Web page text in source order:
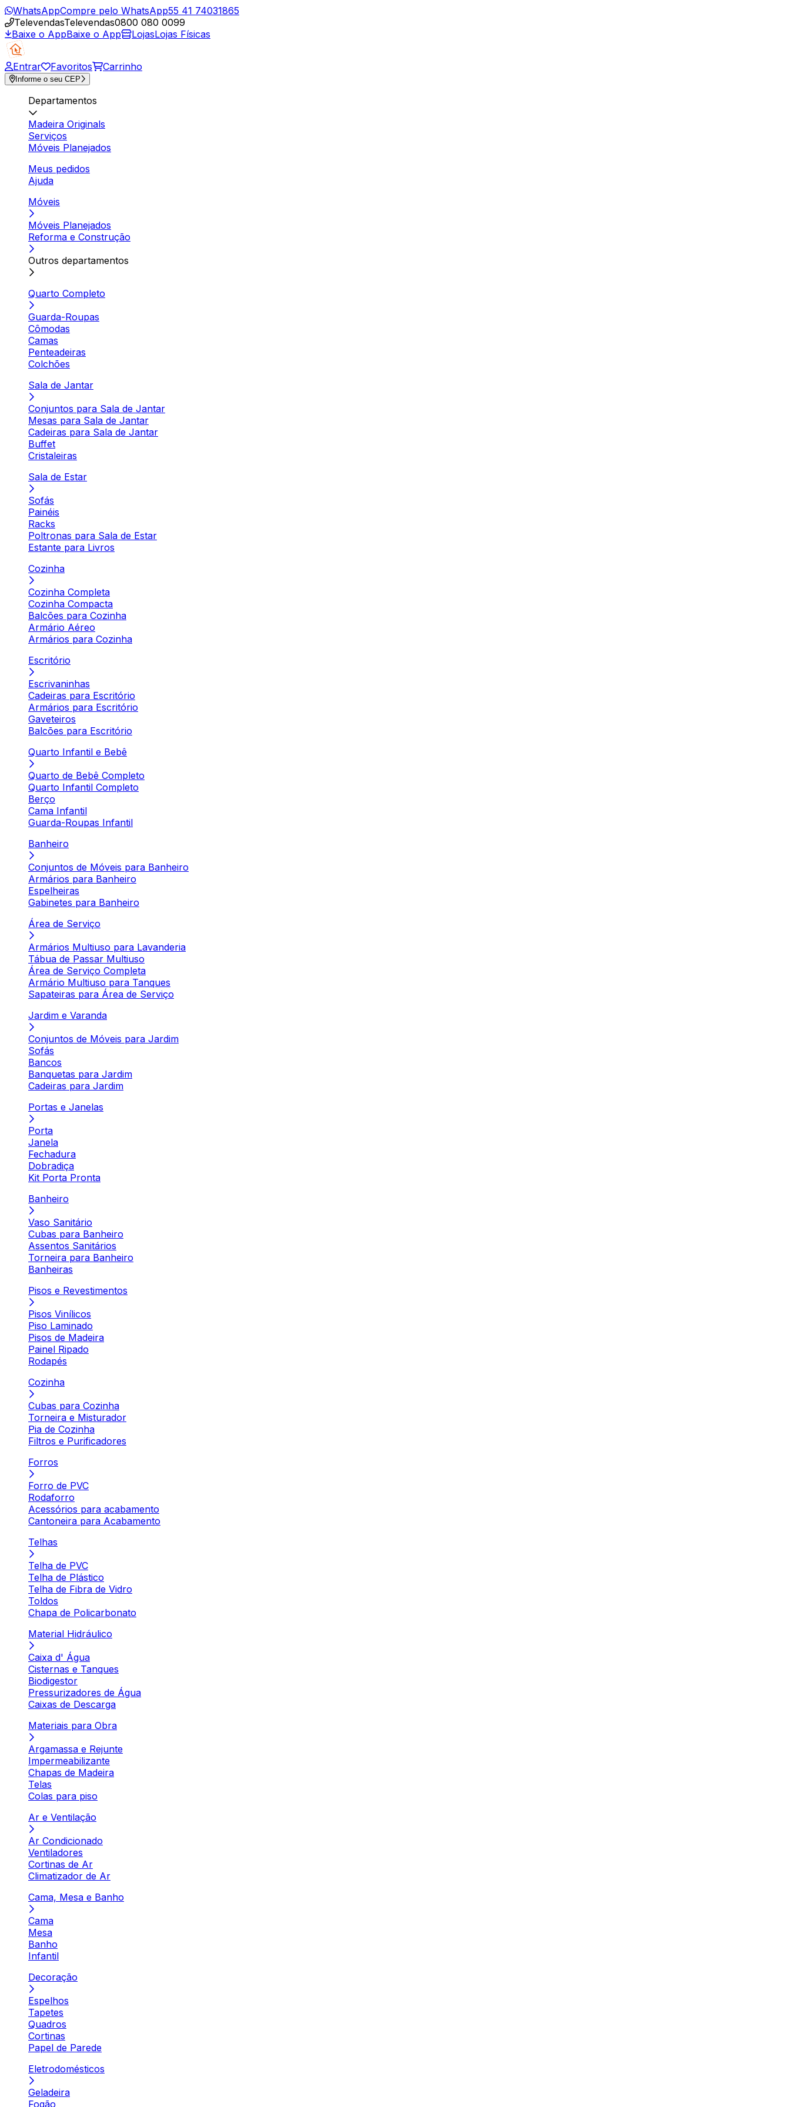
WhatsAppCompre pelo WhatsApp55 41 74031865
TelevendasTelevendas0800 080 0099
Baixe o AppBaixe o App LojasLojas Físicas
Entrar Favoritos Carrinho
Informe o seu CEP
Departamentos
Madeira Originals
Serviços
Móveis Planejados
Meus pedidos
Ajuda
Móveis
Móveis Planejados
Reforma e Construção
Outros departamentos
Quarto Completo
Guarda-Roupas
Cômodas
Camas
Penteadeiras
Colchões
Sala de Jantar
Conjuntos para Sala de Jantar
Mesas para Sala de Jantar
Cadeiras para Sala de Jantar
Buffet
Cristaleiras
Sala de Estar
Sofás
Painéis
Racks
Poltronas para Sala de Estar
Estante para Livros
Cozinha
Cozinha Completa
Cozinha Compacta
Balcões para Cozinha
Armário Aéreo
Armários para Cozinha
Escritório
Escrivaninhas
Cadeiras para Escritório
Armários para Escritório
Gaveteiros
Balcões para Escritório
Quarto Infantil e Bebê
Quarto de Bebê Completo
Quarto Infantil Completo
Berço
Cama Infantil
Guarda-Roupas Infantil
Banheiro
Conjuntos de Móveis para Banheiro
Armários para Banheiro
Espelheiras
Gabinetes para Banheiro
Área de Serviço
Armários Multiuso para Lavanderia
Tábua de Passar Multiuso
Área de Serviço Completa
Armário Multiuso para Tanques
Sapateiras para Área de Serviço
Jardim e Varanda
Conjuntos de Móveis para Jardim
Sofás
Bancos
Banquetas para Jardim
Cadeiras para Jardim
Portas e Janelas
Porta
Janela
Fechadura
Dobradiça
Kit Porta Pronta
Banheiro
Vaso Sanitário
Cubas para Banheiro
Assentos Sanitários
Torneira para Banheiro
Banheiras
Pisos e Revestimentos
Pisos Vinílicos
Piso Laminado
Pisos de Madeira
Painel Ripado
Rodapés
Cozinha
Cubas para Cozinha
Torneira e Misturador
Pia de Cozinha
Filtros e Purificadores
Forros
Forro de PVC
Rodaforro
Acessórios para acabamento
Cantoneira para Acabamento
Telhas
Telha de PVC
Telha de Plástico
Telha de Fibra de Vidro
Toldos
Chapa de Policarbonato
Material Hidráulico
Caixa d' Água
Cisternas e Tanques
Biodigestor
Pressurizadores de Água
Caixas de Descarga
Materiais para Obra
Argamassa e Rejunte
Impermeabilizante
Chapas de Madeira
Telas
Colas para piso
Ar e Ventilação
Ar Condicionado
Ventiladores
Cortinas de Ar
Climatizador de Ar
Cama, Mesa e Banho
Cama
Mesa
Banho
Infantil
Decoração
Espelhos
Tapetes
Quadros
Cortinas
Papel de Parede
Eletrodomésticos
Geladeira
Fogão